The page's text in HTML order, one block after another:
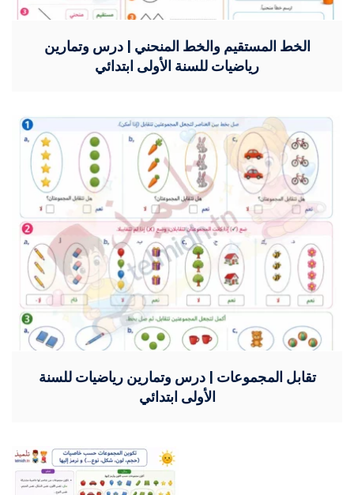
الخط المستقيم والخط المنحني | درس وتمارين
رياضيات للسنة الأولى ابتدائي
تقابل المجموعات | درس وتمارين رياضيات للسنة
الأولى ابتدائي